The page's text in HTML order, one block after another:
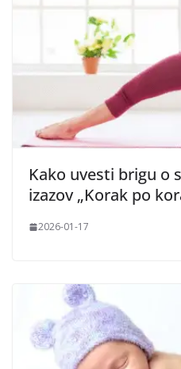
Kako uvesti brigu o
izazov „Korak po
2026-01-17